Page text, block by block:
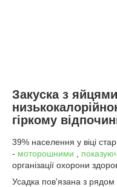
Закуска з
гіркому
39% населення у віці
- моторошними
організації охорони
Усадка пов'язана з